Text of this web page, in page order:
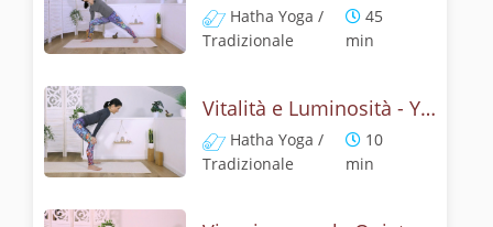
Hatha Yoga /
Tradizionale
45
min
Vitalità e Luminosità - Yoga per Aumentare il Fuoco Interiore
Hatha Yoga /
Tradizionale
10
min